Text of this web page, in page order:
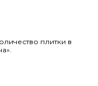
плитки в